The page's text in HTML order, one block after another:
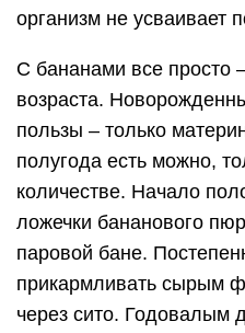
организм не усваивает
С бананами все просто
возраста.
пользы – только
полугода есть можно,
количестве. Начало
ложечки бананового
паровой бане.
прикармливать сырым
через сито. Годовалым